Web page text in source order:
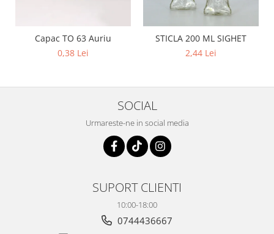
Capac TO 63 Auriu
0,38 Lei
STICLA 200 ML SIGHET
2,44 Lei
SOCIAL
Urmareste-ne in social media
SUPORT CLIENTI
10:00-18:00
0744436667